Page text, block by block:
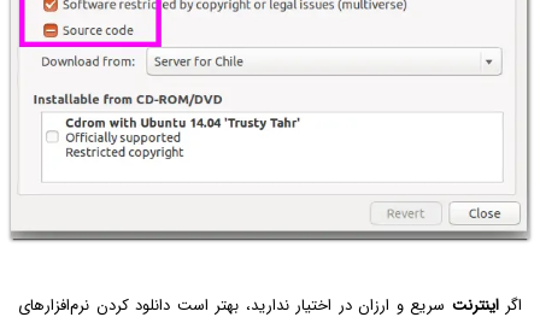
اگراینترنت سریع و ارزان در اختیار ندارید، بهتر است دانلود کردن نرم‌افزارهای